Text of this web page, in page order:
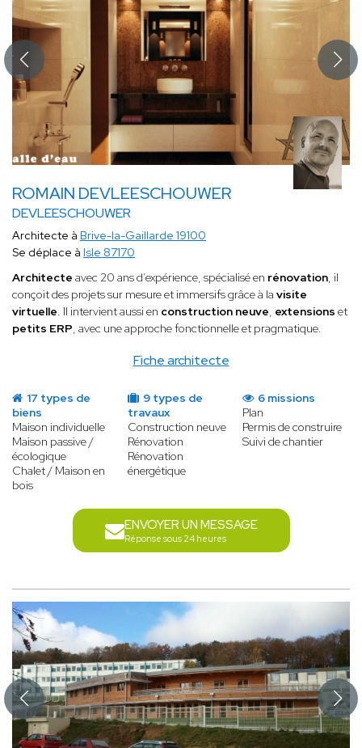
ROMAIN DEVLEESCHOUWER
DEVLEESCHOUWER
Fiche architecte
Architecte à Brive-la-Gaillarde 19100
Se déplace à Isle 87170
Architecte avec 20 ans d’expérience, spécialisé en rénovation, il
conçoit des projets sur mesure et immersifs grâce à la visite
virtuelle. Il intervient aussi en construction neuve, extensions et
petits ERP, avec une approche fonctionnelle et pragmatique.
17 types de
biens
Maison individuelle
Maison passive /
écologique
Chalet / Maison en
bois
9 types de
travaux
Construction neuve
Rénovation
Rénovation
énergétique
6 missions
Plan
Permis de construire
Suivi de chantier
ENVOYER UN MESSAGE
Réponse sous 24 heures